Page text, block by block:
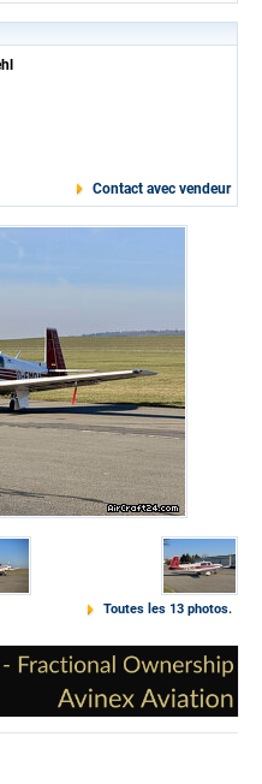
Contact avec vendeur
Toutes les 13 photos.